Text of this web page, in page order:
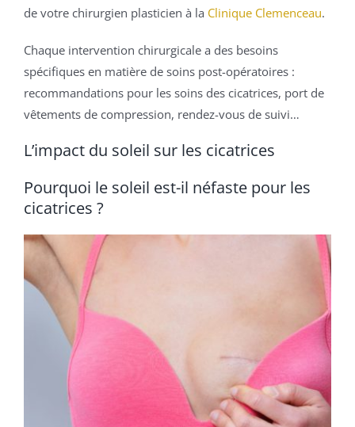
de votre chirurgien plasticien à la Clinique Clemenceau.
Chaque intervention chirurgicale a des besoins
spécifiques en matière de soins post-opératoires :
recommandations pour les soins des cicatrices, port de
vêtements de compression, rendez-vous de suivi…
L’impact du soleil sur les cicatrices
Pourquoi le soleil est-il néfaste pour les
cicatrices ?